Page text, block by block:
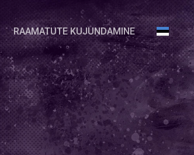
RAAMATUTE KUJUNDAMINE